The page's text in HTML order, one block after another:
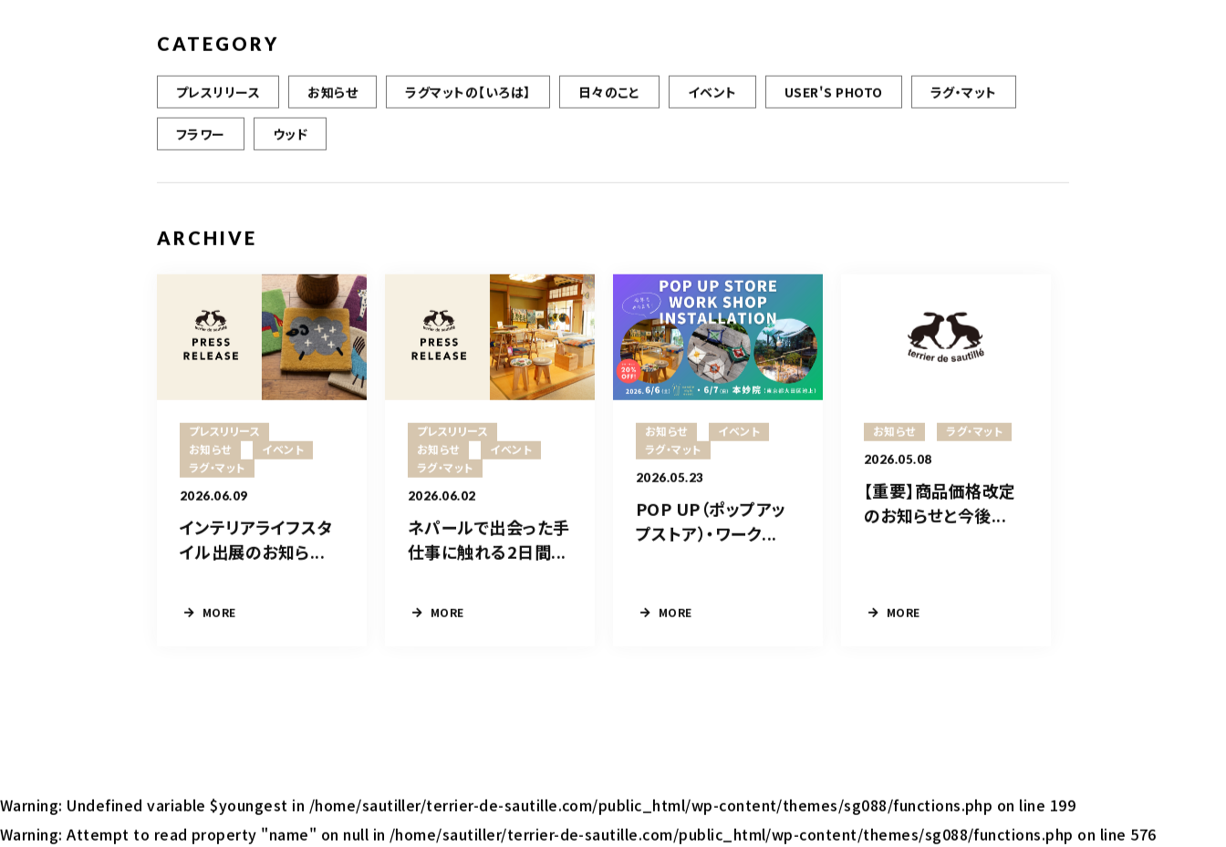
CATEGORY
プレスリリース お知らせ ラグマットの【いろは】 日々のこと イベント USER'S PHOTO ラグ・マット
フラワー ウッド
ARCHIVE
プレスリリース
お知らせ
イベント
ラグ・マット
2026.06.09
インテリアライフスタ
イル出展のお知ら...
MORE
プレスリリース
お知らせ
イベント
ラグ・マット
2026.06.02
ネパールで出会った手
仕事に触れる2日間...
MORE
お知らせ
イベント
ラグ・マット
2026.05.23
POP UP（ポップアッ
プストア）・ワーク...
MORE
お知らせ ラグ・マット
2026.05.08
【重要】商品価格改定
のお知らせと今後...
MORE
Warning: Undefined variable $youngest in /home/sautiller/terrier-de-sautille.com/public_html/wp-content/themes/sg088/functions.php on line 199
Warning: Attempt to read property "name" on null in /home/sautiller/terrier-de-sautille.com/public_html/wp-content/themes/sg088/functions.php on line 576